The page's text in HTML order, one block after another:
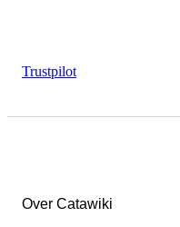
Trustpilot
Over Catawiki